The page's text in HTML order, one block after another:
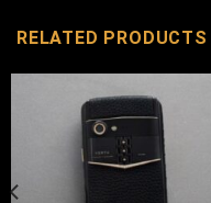
RELATED PRODUCTS